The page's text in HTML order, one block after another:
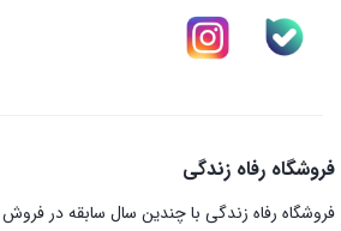
فروشگاه رفاه زندگی
فروشگاه رفاه زندگی با چندین سال سابقه در